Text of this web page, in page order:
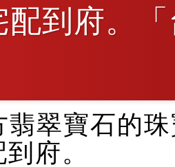
配到府。
翡翠寶石的
府。